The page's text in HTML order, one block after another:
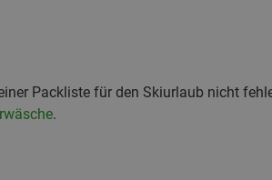
Packliste für den Skiurlaub nicht
.